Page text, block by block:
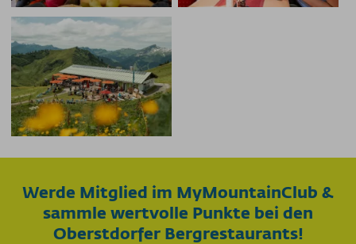
Werde Mitglied im MyMountainClub &
sammle wertvolle Punkte bei den
Oberstdorfer Bergrestaurants!